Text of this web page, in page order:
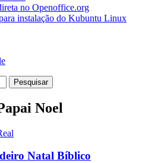
no Openoffice.org
instalação do Kubuntu Linux
Noel
Natal Bíblico